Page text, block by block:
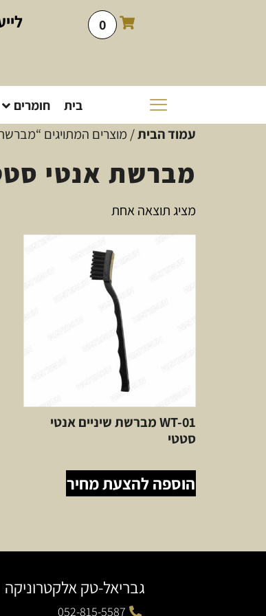
0
בית חומרים
עמוד הבית/ מוצרים המתויגים
מברשת אנטי
מציג תוצאה אחת
WT-01 מברשת שיניים אנטי
סטטי
הוספה להצעת מחיר
גבריאל-טק אלקטרוניקה
052-815-5587